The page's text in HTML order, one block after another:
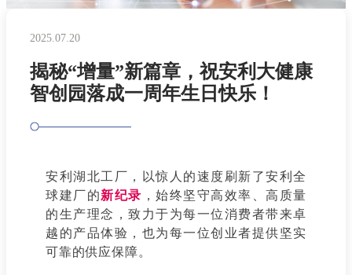
2025.07.20
揭秘“增量”新篇章，祝安利大健康
智创园落成一周年生日快乐！
安利湖北工厂，以惊人的速度刷新了安利全
球建厂的新纪录 ，始终坚守高效率、高质量
的生产理念，致力于为每一位消费者带来卓
越的产品体验，也为每一位创业者提供坚实
可靠的供应保障。